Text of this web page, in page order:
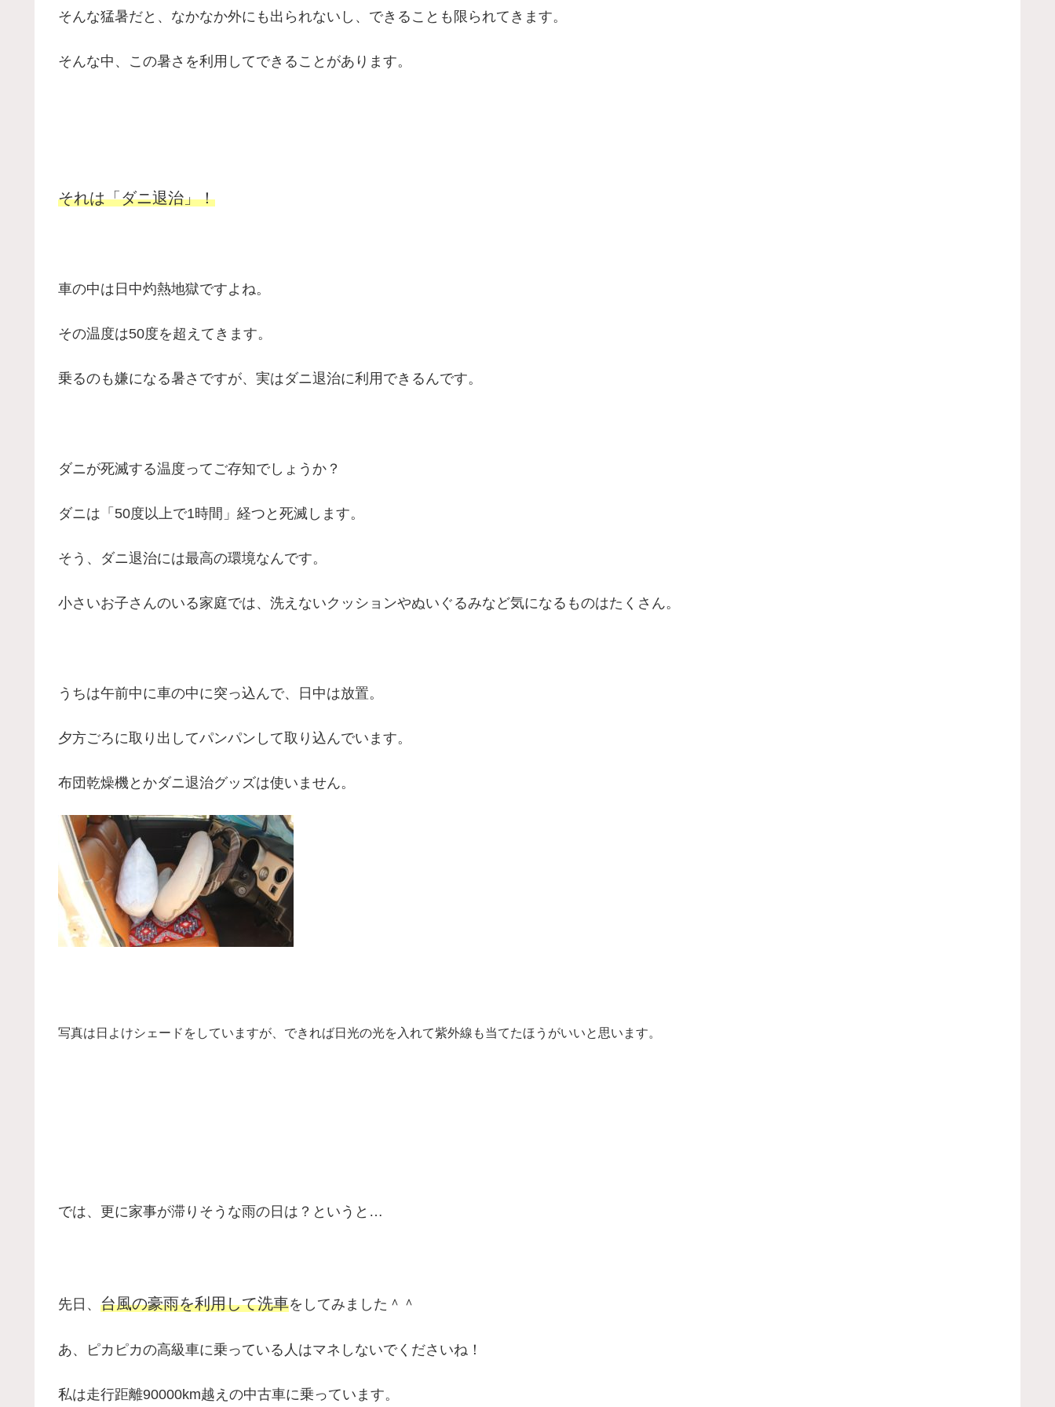
そんな猛暑だと、なかなか外にも出られないし、できることも限られてきます。
そんな中、この暑さを利用してできることがあります。
それは「ダニ退治」！
車の中は日中灼熱地獄ですよね。
その温度は50度を超えてきます。
乗るのも嫌になる暑さですが、実はダニ退治に利用できるんです。
ダニが死滅する温度ってご存知でしょうか？
ダニは「50度以上で1時間」経つと死滅します。
そう、ダニ退治には最高の環境なんです。
小さいお子さんのいる家庭では、洗えないクッションやぬいぐるみなど気になるものはたくさん。
うちは午前中に車の中に突っ込んで、日中は放置。
夕方ごろに取り出してパンパンして取り込んでいます。
布団乾燥機とかダニ退治グッズは使いません。
写真は日よけシェードをしていますが、できれば日光の光を入れて紫外線も当てたほうがいいと思います。
では、更に家事が滞りそうな雨の日は？というと…
先日、 台風の豪雨を利用して洗車をしてみました＾＾
あ、ピカピカの高級車に乗っている人はマネしないでくださいね！
私は走行距離90000km越えの中古車に乗っています。